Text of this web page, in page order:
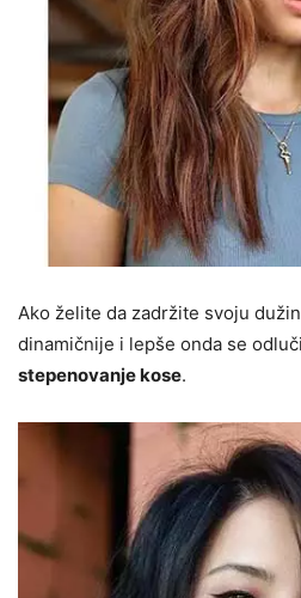
Ako želite da zadržite svoju
dinamičnije i lepše onda se
stepenovanje kose.